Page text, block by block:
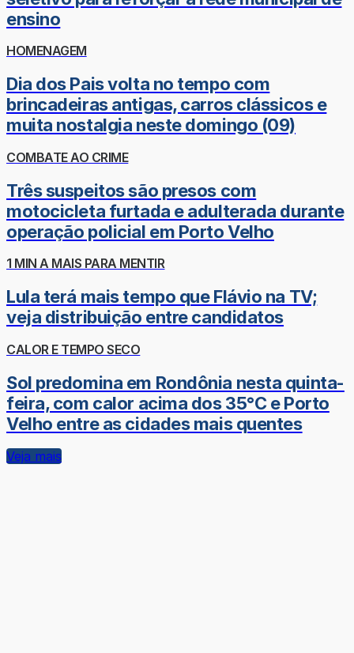
ensino
HOMENAGEM
Dia dos Pais volta no tempo com
brincadeiras antigas, carros clássicos e
muita nostalgia neste domingo (09)
COMBATE AO CRIME
Três suspeitos são presos com
motocicleta furtada e adulterada durante
operação policial em Porto Velho
1 MIN A MAIS PARA MENTIR
Lula terá mais tempo que Flávio na TV;
veja distribuição entre candidatos
CALOR E TEMPO SECO
Sol predomina em Rondônia nesta quinta-
feira, com calor acima dos 35°C e Porto
Velho entre as cidades mais quentes
Veja mais